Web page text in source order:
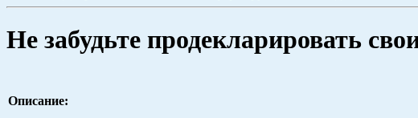
Не забудьте продекларировать
Описание: